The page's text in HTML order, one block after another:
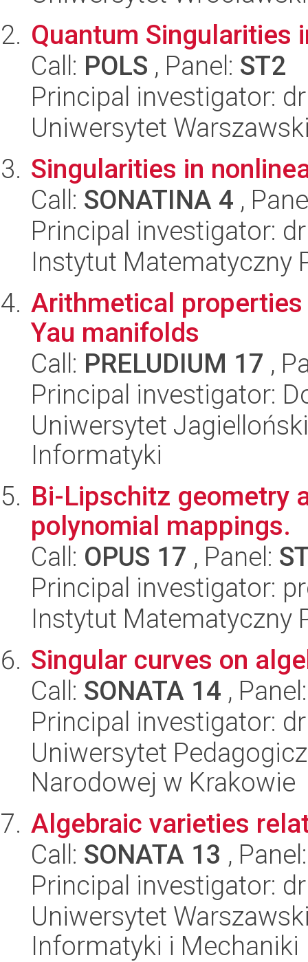
Quantum Singularities
Call: POLS , Panel: ST2
Principal investigator:
Uniwersytet
Singularities in
Call: SONATINA 4 ,
Principal investigator:
Instytut Matematyczny
Arithmetical
Yau manifolds
Call: PRELUDIUM 17 ,
Principal investigator:
Uniwersytet
Informatyki
Bi-Lipschitz geometry
polynomial mappings.
Call: OPUS 17 , Panel:
Principal investigator:
Instytut Matematyczny
Singular curves on
Call: SONATA 14 ,
Principal investigator:
Uniwersytet
Narodowej w Krakowie
Algebraic varieties
Call: SONATA 13 ,
Principal investigator:
Uniwersytet
Informatyki i Mechaniki